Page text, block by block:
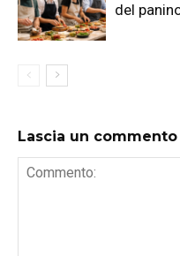
del
Lascia un commento